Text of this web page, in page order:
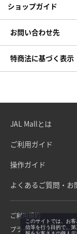
ショップガイド
お問い合わせ先
特商法に基づく表示
JAL Mallとは
ご利用ガイド
操作ガイド
よくあるご質問・お
ご利用規約
プライバシーポリシー
このサイトでは、お
信等を行う目的で、